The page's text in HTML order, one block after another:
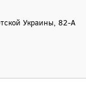
Украины, 82-А